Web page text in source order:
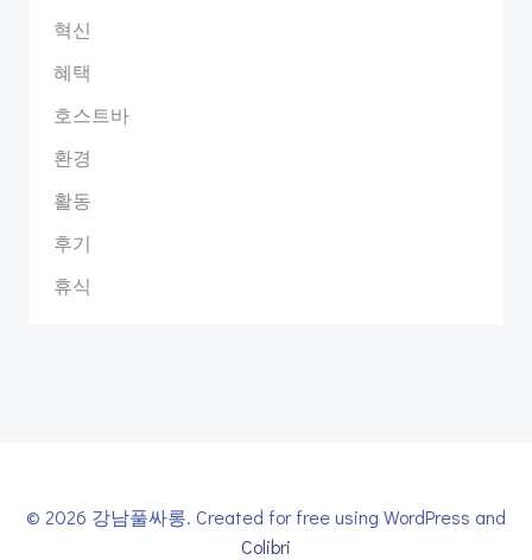
혁신
혜택
호스트바
환경
활동
후기
휴식
© 2026 강남풀싸롱. Created for free using WordPress and
Colibri